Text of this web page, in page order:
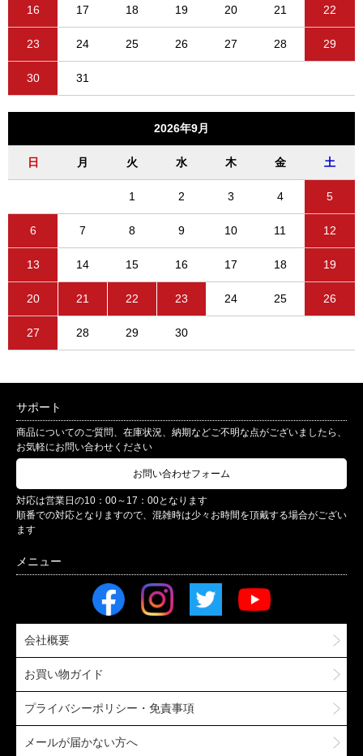
16 17 18 19 20 21 22
23 24 25 26 27 28 29
30 31
2026年9月
日 月 火 水 木 金 土
1 2 3 4 5
6 7 8 9 10 11 12
13 14 15 16 17 18 19
20 21 22 23 24 25 26
27 28 29 30
サポート
商品についてのご質問、在庫状況、納期などご不明な点がございましたら、
お気軽にお問い合わせください
お問い合わせフォーム
対応は営業日の10：00～17：00となります
順番での対応となりますので、混雑時は少々お時間を頂戴する場合がござい
ます
会社概要
お買い物ガイド
プライバシーポリシー・免責事項
メールが届かない方へ